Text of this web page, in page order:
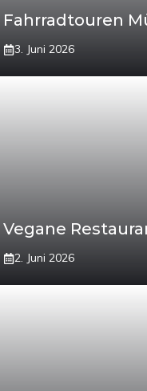
Fahrradtouren
3. Juni 2026
Vegane
2. Juni 2026